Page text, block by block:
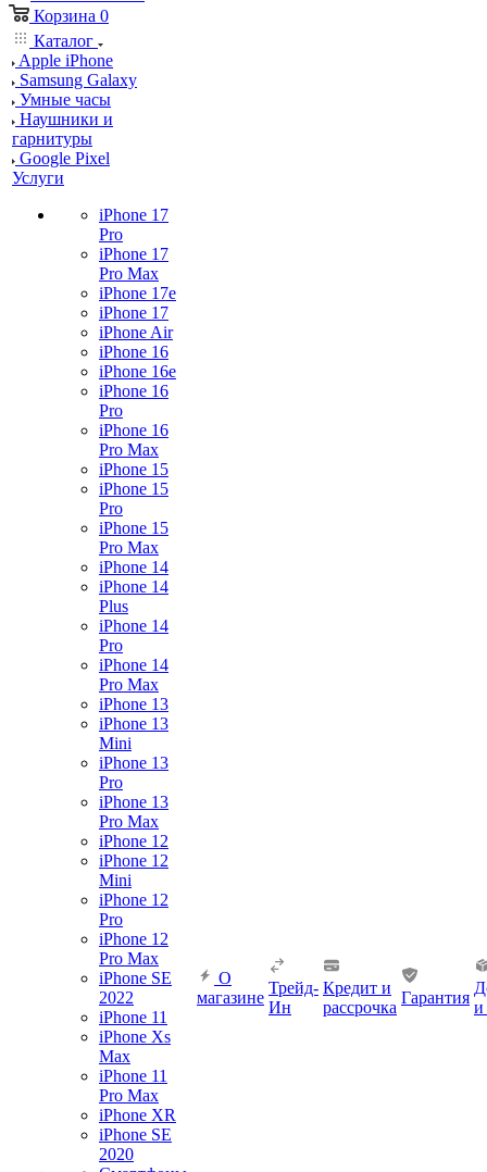
Корзина 0
Каталог
Apple iPhone
Samsung Galaxy
Умные часы
Наушники и
гарнитуры
Google Pixel
Услуги
iPhone 17
Pro
iPhone 17
Pro Max
iPhone 17e
iPhone 17
iPhone Air
iPhone 16
iPhone 16e
iPhone 16
Pro
iPhone 16
Pro Max
iPhone 15
iPhone 15
Pro
iPhone 15
Pro Max
iPhone 14
iPhone 14
Plus
iPhone 14
Pro
iPhone 14
Pro Max
iPhone 13
iPhone 13
Mini
iPhone 13
Pro
iPhone 13
Pro Max
iPhone 12
iPhone 12
Mini
iPhone 12
Pro
iPhone 12
Pro Max
iPhone SE
2022
iPhone 11
iPhone Xs
Max
iPhone 11
Pro Max
iPhone XR
iPhone SE
2020
О
магазине
Трейд-
Ин
Кредит и
рассрочка
Гарантия
и